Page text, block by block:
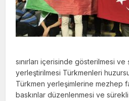
sınırları içerisinde gösterilme­si
yerleştirilme­si Türkmenleri
Türkmen yerleşimlerine mezhep
baskınlar düzenlenmesi ve sürekli